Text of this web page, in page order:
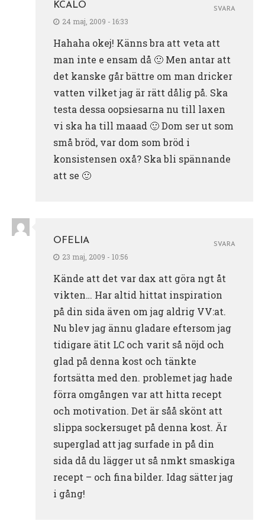
KCALO
24 maj, 2009 - 16:33
Hahaha okej! Känns bra att veta att
man inte e ensam då 🙂 Men antar att
det kanske går bättre om man dricker
vatten vilket jag är rätt dålig på. Ska
testa dessa oopsiesarna nu till laxen
vi ska ha till maaad 🙂 Dom ser ut som
små bröd, var dom som bröd i
konsistensen oxå? Ska bli spännande
att se 🙂
SVARA
OFELIA
23 maj, 2009 - 10:56
Kände att det var dax att göra ngt åt
vikten… Har altid hittat inspiration
på din sida även om jag aldrig VV:at.
Nu blev jag ännu gladare eftersom jag
tidigare ätit LC och varit så nöjd och
glad på denna kost och tänkte
fortsätta med den. problemet jag hade
förra omgången var att hitta recept
och motivation. Det är såå skönt att
slippa sockersuget på denna kost. Är
superglad att jag surfade in på din
sida då du lägger ut så nmkt smaskiga
recept – och fina bilder. Idag sätter jag
i gång!
SVARA